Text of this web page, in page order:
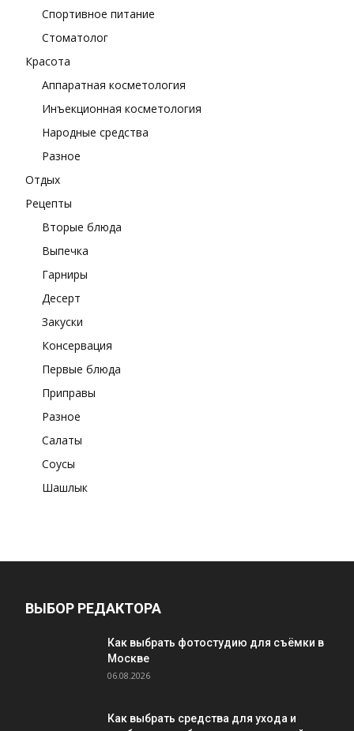
Спортивное питание
Стоматолог
Красота
Аппаратная косметология
Инъекционная косметология
Народные средства
Разное
Отдых
Рецепты
Вторые блюда
Выпечка
Гарниры
Десерт
Закуски
Консервация
Первые блюда
Приправы
Разное
Салаты
Соусы
Шашлык
ВЫБОР РЕДАКТОРА
Как выбрать фотостудию для съёмки в
Москве
06.08.2026
Как выбрать средства для ухода и